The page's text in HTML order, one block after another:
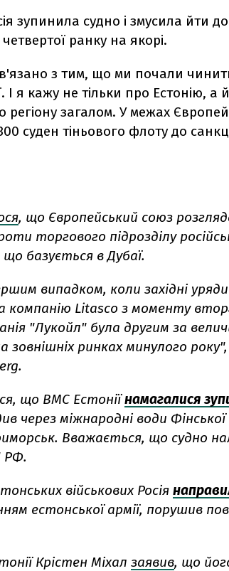
зупинила судно і змусила йти
ранку на якорі.
з тим, що ми почали
І я кажу не тільки про Естонію, а
регіону загалом. У межах
суден тіньового флоту до
, що Європейський союз
торгового підрозділу
що базується в Дубаї.
випадком, коли західні
компанію Litasco з моменту
"Лукойл" була другим за
зовнішніх ринках минулого року",
що ВМС Естонії намагалися
через міжнародні води
Вважається, що судно
РФ.
військових Росія
естонської армії, порушив
Крістен Міхал заявив, що